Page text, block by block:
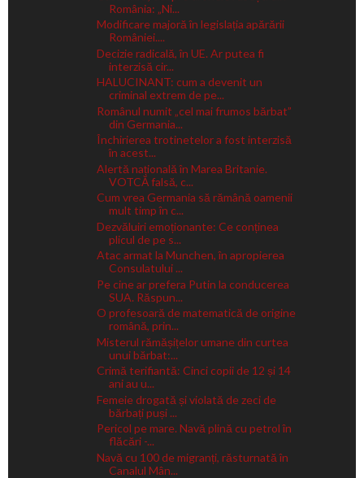
România: „Ni...
Modificare majoră în legislația apărării
României....
Decizie radicală, în UE. Ar putea fi
interzisă cir...
HALUCINANT: cum a devenit un
criminal extrem de pe...
Românul numit „cel mai frumos bărbat”
din Germania...
Închirierea trotinetelor a fost interzisă
în acest...
Alertă națională în Marea Britanie.
VOTCĂ falsă, c...
Cum vrea Germania să rămână oamenii
mult timp în c...
Dezvăluiri emoționante: Ce conținea
plicul de pe s...
Atac armat la Munchen, în apropierea
Consulatului ...
Pe cine ar prefera Putin la conducerea
SUA. Răspun...
O profesoară de matematică de origine
română, prin...
Misterul rămășițelor umane din curtea
unui bărbat:...
Crimă terifiantă: Cinci copii de 12 și 14
ani au u...
Femeie drogată și violată de zeci de
bărbați puși ...
Pericol pe mare. Navă plină cu petrol în
flăcări -...
Navă cu 100 de migranți, răsturnată în
Canalul Mân...